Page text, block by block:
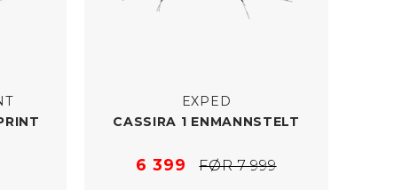
EXPED
CASSIRA 1 ENMANNSTELT
6 399 FØR 7 999